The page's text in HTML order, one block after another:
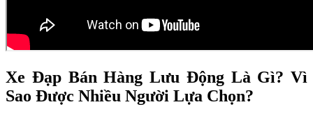
Xe Đạp Bán Hàng Lưu Động Là Gì? Vì
Sao Được Nhiều Người Lựa Chọn?